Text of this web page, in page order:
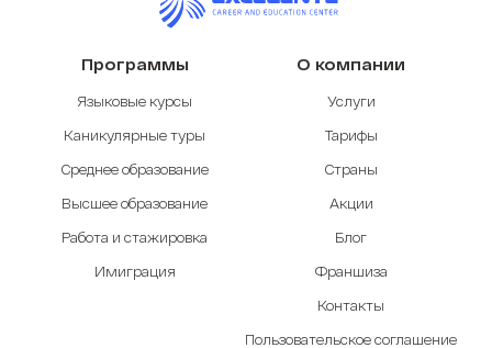
Программы
Языковые курсы
Каникулярные туры
Среднее образование
Высшее образование
Работа и стажировка
Имиграция
О компании
Услуги
Тарифы
Страны
Акции
Блог
Франшиза
Контакты
Пользовательское соглашение